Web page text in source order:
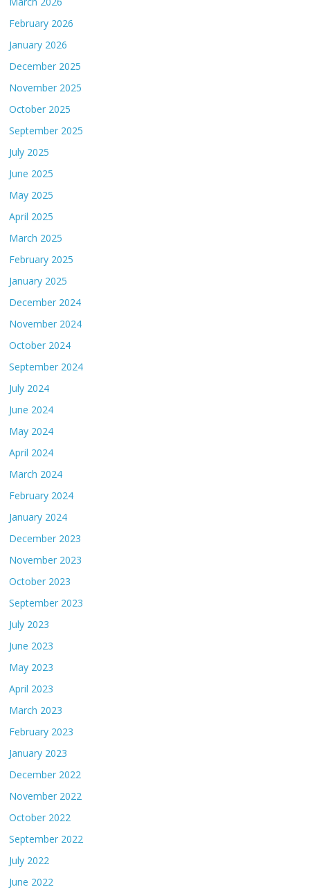
February 2026
January 2026
December 2025
November 2025
October 2025
September 2025
July 2025
June 2025
May 2025
April 2025
March 2025
February 2025
January 2025
December 2024
November 2024
October 2024
September 2024
July 2024
June 2024
May 2024
April 2024
March 2024
February 2024
January 2024
December 2023
November 2023
October 2023
September 2023
July 2023
June 2023
May 2023
April 2023
March 2023
February 2023
January 2023
December 2022
November 2022
October 2022
September 2022
July 2022
June 2022